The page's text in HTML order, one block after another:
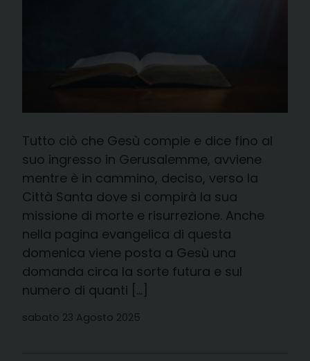
Tutto ciò che Gesù compie e dice fino al
suo ingresso in Gerusalemme, avviene
mentre è in cammino, deciso, verso la
Città Santa dove si compirà la sua
missione di morte e risurrezione. Anche
nella pagina evangelica di questa
domenica viene posta a Gesù una
domanda circa la sorte futura e sul
numero di quanti […]
sabato 23 Agosto 2025